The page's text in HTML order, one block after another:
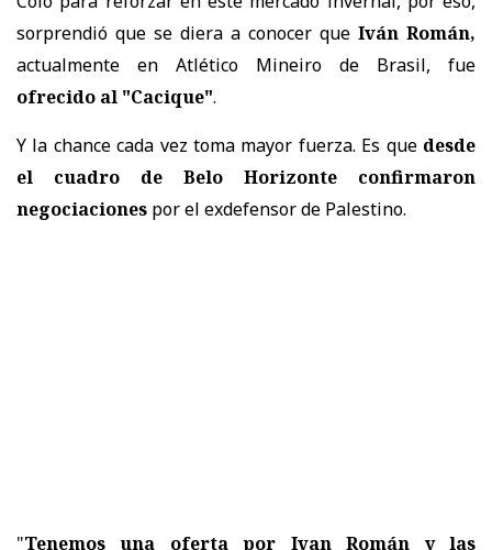
sorprendió que se diera a conocer que Iván Román,
actualmente en Atlético Mineiro de Brasil, fue
ofrecido al "Cacique".
Y la chance cada vez toma mayor fuerza. Es que desde
el cuadro de Belo Horizonte confirmaron
negociaciones por el exdefensor de Palestino.
"Tenemos una oferta por Ivan Román y las